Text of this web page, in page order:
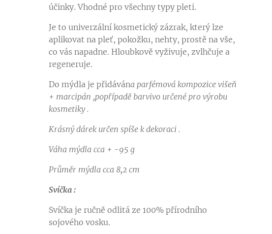
účinky. Vhodné pro všechny typy pleti.
Je to univerzální kosmetický zázrak, který lze
aplikovat na pleť, pokožku, nehty, prostě na vše,
co vás napadne. Hloubkově vyživuje, zvlhčuje a
regeneruje.
Do mýdla je přidávána parfémová kompozice višeň
+ marcipán ,popřípadě barvivo určené pro výrobu
kosmetiky .
Krásný dárek určen spíše k dekoraci .
Váha mýdla cca + -95 g
Průměr mýdla cca 8,2 cm
Svíčka :
Svíčka je ručně odlitá ze 100% přírodního
sojového vosku.